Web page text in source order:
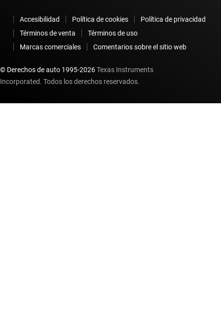
Accesibilidad Política de cookies
Política de privacidad
Términos de venta
Términos de uso
Marcas comerciales
Comentarios sobre el sitio web
© Derechos de auto 1995-2026Texas Instruments
Incorporated. Todos los derechos reservados.